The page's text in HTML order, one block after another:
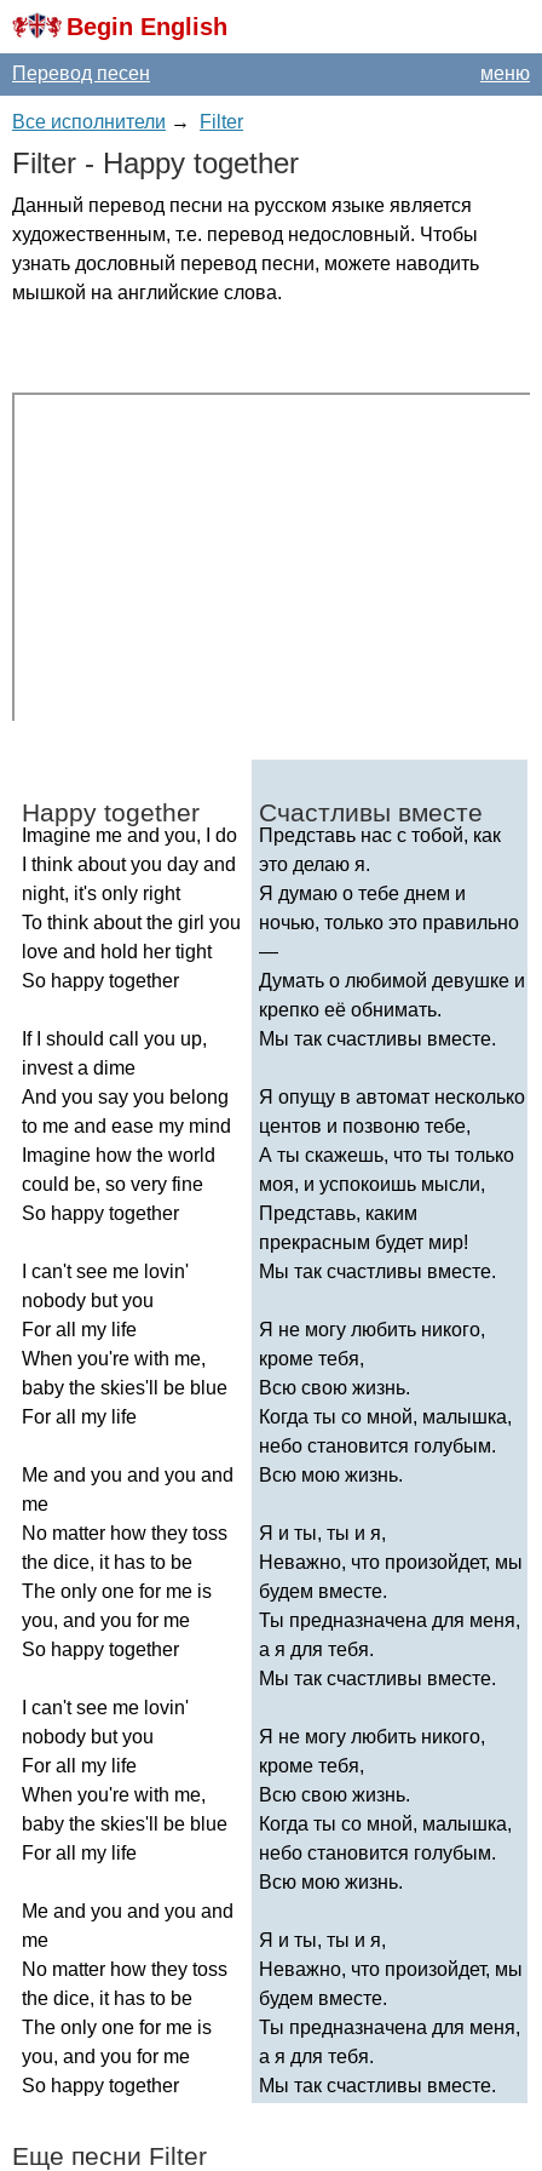
Begin English
меню
Перевод песен
Все исполнители → Filter
Filter - Happy together
Данный перевод песни на русском языке является
художественным, т.е. перевод недословный. Чтобы
узнать дословный перевод песни, можете наводить
мышкой на английские слова.
Happy together
Imagine me and you,
do
think about you day and
night, it's only right
To think about the girl you
love and hold her tight
So happy together
If should call you up,
invest a dime
And you say you belong
to me and ease my mind
Imagine how the world
could be, so very fine
So happy together
can't see me lovin'
nobody but you
For all my life
When you're with me,
baby the skies'll be blue
For all my life
Me and you and you and
me
No matter how they toss
the dice, it has to be
The only one for me is
you, and you for me
So happy together
can't see me lovin'
nobody but you
For all my life
When you're with me,
baby the skies'll be blue
For all my life
Me and you and you and
me
No matter how they toss
the dice, it has to be
The only one for me is
you, and you for me
So happy together
Счастливы вместе
Представь нас с тобой, как
это делаю я.
Я думаю о тебе днем и
ночью, только это правильно
—
Думать о любимой девушке и
крепко её обнимать.
Мы так счастливы вместе.
Я опущу в автомат несколько
центов и позвоню тебе,
А ты скажешь, что ты только
моя, и успокоишь мысли,
Представь, каким
прекрасным будет мир!
Мы так счастливы вместе.
Я не могу любить никого,
кроме тебя,
Всю свою жизнь.
Когда ты со мной, малышка,
небо становится голубым.
Всю мою жизнь.
Я и ты, ты и я,
Неважно, что произойдет, мы
будем вместе.
Ты предназначена для меня,
а я для тебя.
Мы так счастливы вместе.
Я не могу любить никого,
кроме тебя,
Всю свою жизнь.
Когда ты со мной, малышка,
небо становится голубым.
Всю мою жизнь.
Я и ты, ты и я,
Неважно, что произойдет, мы
будем вместе.
Ты предназначена для меня,
а я для тебя.
Мы так счастливы вместе.
Еще песни Filter